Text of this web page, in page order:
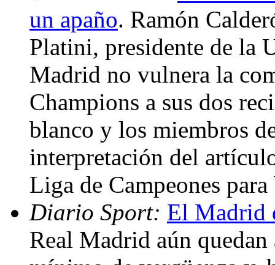
un apaño. Ramón
Platini, presidente de la
Madrid no vulnera la
Champions a sus dos
blanco y los miembros
interpretación del
Liga de Campeones
Diario Sport: El Madrid
Real Madrid aún